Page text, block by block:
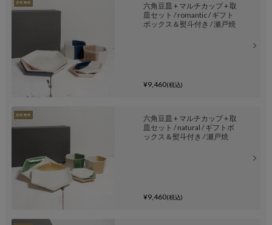
六角豆皿 + マルチカップ + 取
皿セット / romantic / ギフト
ボックス＆熨斗付き / 瀬戸焼
¥9,460(税込)
六角豆皿 + マルチカップ + 取
皿セット / natural / ギフトボ
ックス＆熨斗付き / 瀬戸焼
¥9,460(税込)